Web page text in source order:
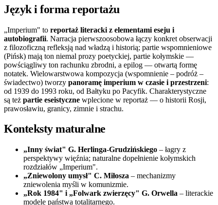
Język i forma reportażu
„Imperium" to reportaż literacki z elementami eseju i
autobiografii. Narracja pierwszoosobowa łączy konkret obserwacji
z filozoficzną refleksją nad władzą i historią; partie wspomnieniowe
(Pińsk) mają ton niemal prozy poetyckiej, partie kołymskie —
powściągliwy ton rachunku zbrodni, a epilog — otwartą formę
notatek. Wielowarstwowa kompozycja (wspomnienie – podróż –
świadectwo) tworzy panoramę imperium w czasie i przestrzeni:
od 1939 do 1993 roku, od Bałtyku po Pacyfik. Charakterystyczne
są też partie eseistyczne wplecione w reportaż — o historii Rosji,
prawosławiu, granicy, zimnie i strachu.
Konteksty maturalne
„Inny świat" G. Herlinga-Grudzińskiego – łagry z
perspektywy więźnia; naturalne dopełnienie kołymskich
rozdziałów „Imperium".
„Zniewolony umysł" C. Miłosza – mechanizmy
zniewolenia myśli w komunizmie.
„Rok 1984" i „Folwark zwierzęcy" G. Orwella – literackie
modele państwa totalitarnego.